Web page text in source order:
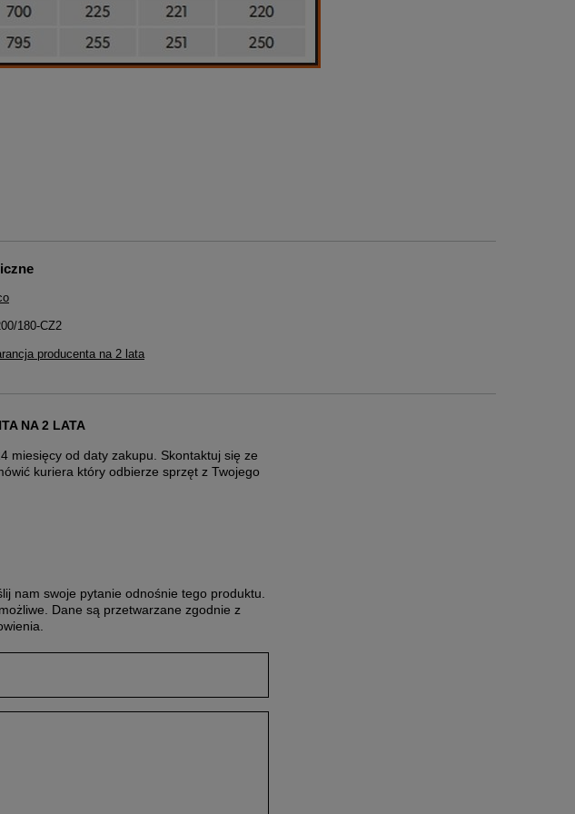
180-CZ2
producenta na 2 lata
NA 2 LATA
miesięcy od daty zakupu. Skontaktuj się ze
kuriera który odbierze sprzęt z Twojego
nam swoje pytanie odnośnie tego produktu.
Dane są przetwarzane zgodnie z